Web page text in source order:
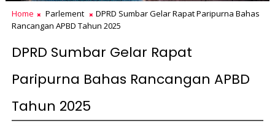
Home Parlement
DPRD Sumbar Gelar Rapat Paripurna Bahas
Rancangan APBD Tahun 2025
DPRD Sumbar Gelar Rapat
Paripurna Bahas Rancangan APBD
Tahun 2025